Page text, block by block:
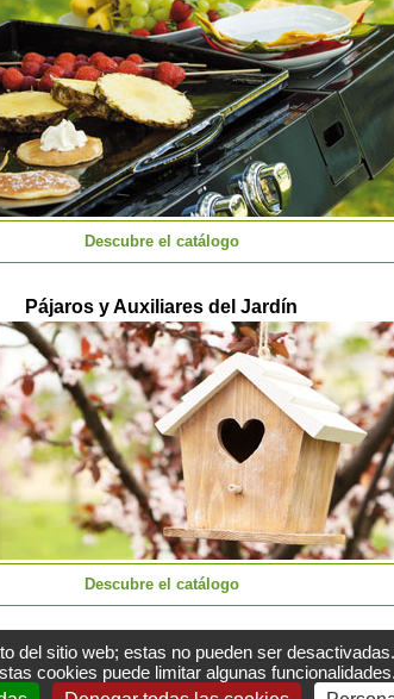
Descubre el catálogo
Pájaros y Auxiliares del Jardín
Descubre el catálogo
del sitio web; estas no pueden ser
cookies puede limitar algunas funcionalidades.